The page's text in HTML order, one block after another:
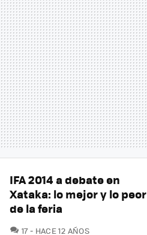
IFA 2014 a debate en
Xataka: lo mejor y lo peor
de la feria
17COMENTARIOS
HACE 12 AÑOS